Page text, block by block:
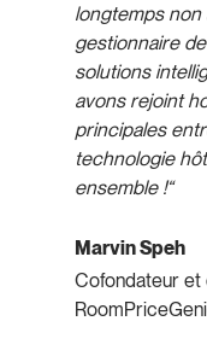
longtemps
gestionnaire
solutions
avons rejoint
principales
technologie
ensemble !“
Marvin Speh
Cofondateur